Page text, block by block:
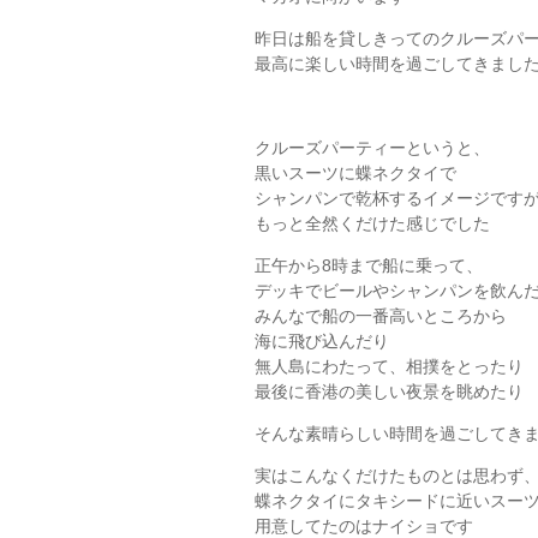
昨日は船を貸しきってのクルーズパ
最高に楽しい時間を過ごしてきました
クルーズパーティーというと、
黒いスーツに蝶ネクタイで
シャンパンで乾杯するイメージです
もっと全然くだけた感じでした
正午から8時まで船に乗って、
デッキでビールやシャンパンを飲ん
みんなで船の一番高いところから
海に飛び込んだり
無人島にわたって、相撲をとったり
最後に香港の美しい夜景を眺めたり
そんな素晴らしい時間を過ごしてき
実はこんなくだけたものとは思わず、
蝶ネクタイにタキシードに近いスー
用意してたのはナイショです